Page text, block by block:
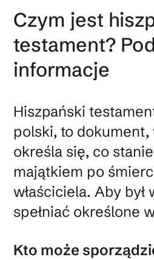
Czym jest
testament?
informacje
Hiszpański
polski, to
określa się, co
majątkiem po
właściciela. Aby był
spełniać określone
Kto może